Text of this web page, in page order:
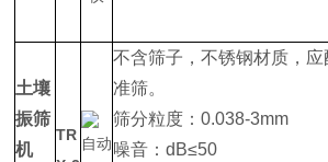
土壤
振筛
机
TR
不含筛子，不锈钢材质，
准筛。
筛分粒度：0.038-3mm
噪音：dB≤50